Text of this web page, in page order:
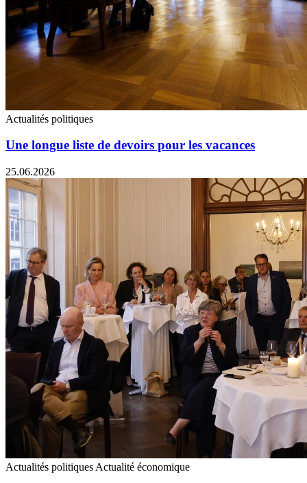
Actualités politiques
Une longue liste de devoirs pour les vacances
25.06.2026
Actualités politiques Actualité économique